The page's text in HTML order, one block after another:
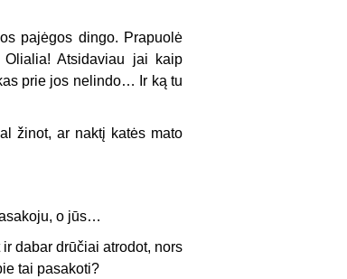
pajėgos dingo. Prapuolė
Atsidaviau jai kaip
prie jos nelindo… Ir ką tu
žinot, ar naktį katės mato
o jūs…
dabar drūčiai atrodot, nors
tai pasakoti?